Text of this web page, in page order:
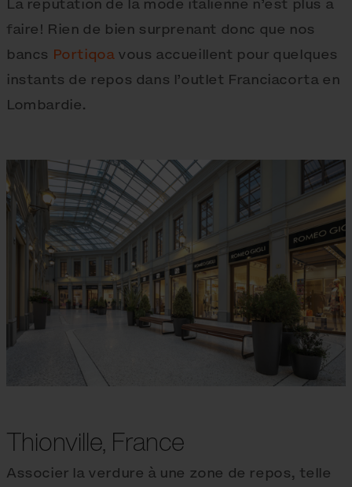
faire! Rien de bien surprenant donc que nos
bancs Portiqoavous accueillent pour quelques
instants de repos dans l’outlet Franciacorta en
Lombardie.
Thionville, France
Associer la verdure à une zone de repos, telle